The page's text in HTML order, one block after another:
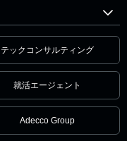
テックコンサルティング
就活エージェント
Adecco Group